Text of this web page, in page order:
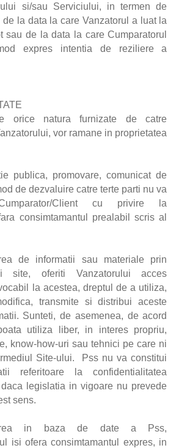
si/sau Serviciului, in termen de
la data la care Vanzatorul a luat la
sau de la data la care Cumparatorul
expres intentia de reziliere a
orice natura furnizate de catre
vor ramane in proprietatea
publica, promovare, comunicat de
de dezvaluire catre terte parti nu va
Client cu privire la
consimtamantul prealabil scris al
de informatii sau materiale prin
site, oferiti Vanzatorului acces
la acestea, dreptul de a utiliza,
transmite si distribui aceste
Sunteti, de asemenea, de acord
utiliza liber, in interes propriu,
know-how-uri sau tehnici pe care ni
Site-ului. Pss nu va constitui
referitoare la confidentialitatea
legislatia in vigoare nu prevede
sens.
in baza de date a Pss,
isi ofera consimtamantul expres, in